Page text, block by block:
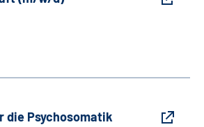
die Psychosomatik